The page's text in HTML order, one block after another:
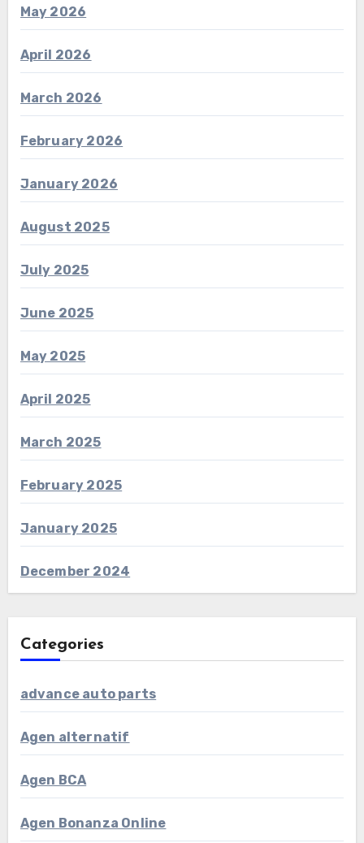
May 2026
April 2026
March 2026
February 2026
January 2026
August 2025
July 2025
June 2025
May 2025
April 2025
March 2025
February 2025
January 2025
December 2024
Categories
advance auto parts
Agen alternatif
Agen BCA
Agen Bonanza Online